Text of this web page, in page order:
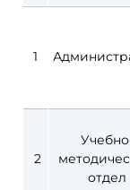
1
2
отдел